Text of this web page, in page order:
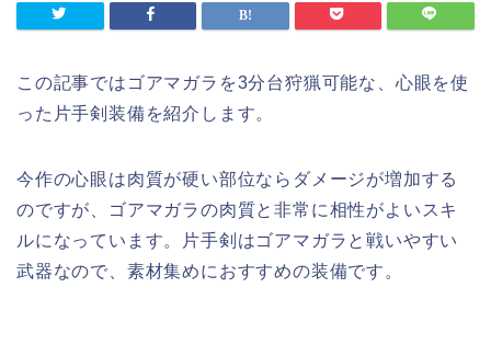
この記事ではゴアマガラを3分台狩猟可能な、心眼を使
った片手剣装備を紹介します。
今作の心眼は肉質が硬い部位ならダメージが増加する
のですが、ゴアマガラの肉質と非常に相性がよいスキ
ルになっています。片手剣はゴアマガラと戦いやすい
武器なので、素材集めにおすすめの装備です。